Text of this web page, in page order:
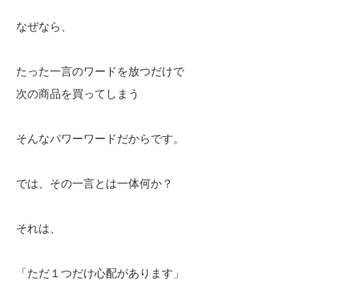
なぜなら、
たった一言のワードを放つだけで
次の商品を買ってしまう
そんなパワーワードだからです。
では、その一言とは一体何か？
それは、
「ただ１つだけ心配があります」